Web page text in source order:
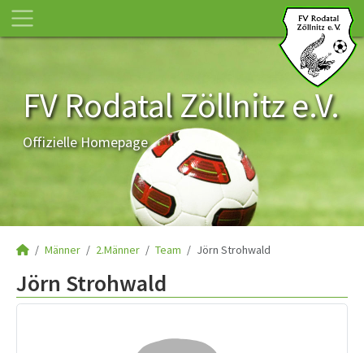
FV Rodatal Zöllnitz e.V.
Offizielle Homepage
Männer 2.Männer Team Jörn Strohwald
Jörn Strohwald